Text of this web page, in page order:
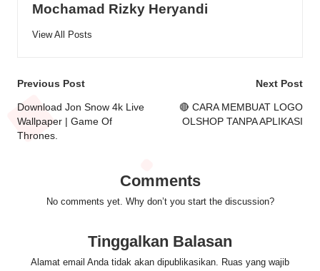
Mochamad Rizky Heryandi
View All Posts
Post
navigation
Previous Post
Download Jon Snow 4k Live
Wallpaper | Game Of
Thrones.
Next Post
🔴 CARA MEMBUAT LOGO
OLSHOP TANPA APLIKASI
Comments
No comments yet. Why don’t you start the discussion?
Tinggalkan Balasan
Alamat email Anda tidak akan dipublikasikan. Ruas yang wajib